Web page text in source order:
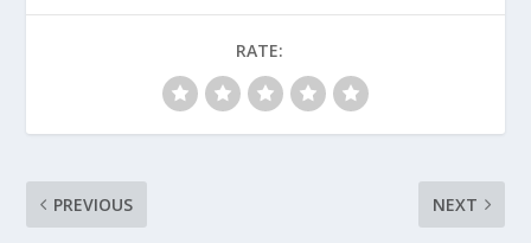
RATE:
PREVIOUS NEXT